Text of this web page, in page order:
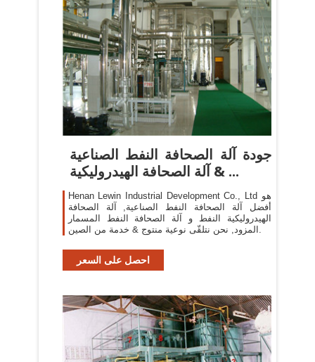
جودة آلة الصحافة النفط الصناعية
& آلة الصحافة الهيدروليكية ...
Henan Lewin Industrial Development Co., Ltd هو
أفضل آلة الصحافة النفط الصناعية, آلة الصحافة
الهيدروليكية النفط و آلة الصحافة النفط المسمار
المزود, نحن نتلقّى نوعية منتوج & خدمة من الصين.
احصل على السعر